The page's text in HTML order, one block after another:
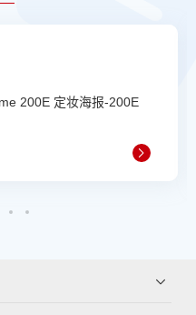
200E 定妆海报-200E